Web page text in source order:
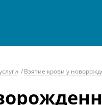
/Взятие крови у